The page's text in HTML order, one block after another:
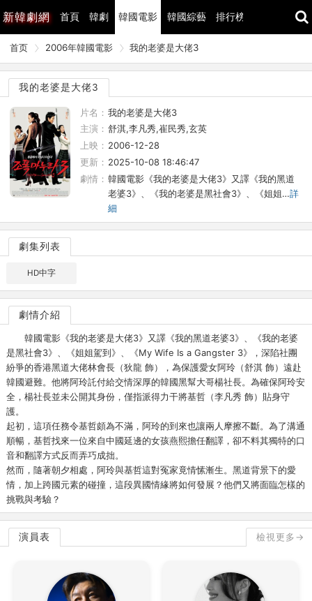
新韓劇網 首頁 韓劇 韓國電影 韓國綜藝 排行榜
首页 2006年韓國電影 我的老婆是大佬3
我的老婆是大佬3
片名： 我的老婆是大佬3
主演： 舒淇,李凡秀,崔民秀,玄英
上映： 2006-12-28
更新： 2025-10-08 18:46:47
劇情： 韓國電影《我的老婆是大佬3》又譯《我的黑道
老婆3》、《我的老婆是黑社會3》、《姐姐…詳
細
劇集列表
HD中字
劇情介紹
韓國電影《我的老婆是大佬3》又譯《我的黑道老婆3》、《我的老婆
是黑社會3》、《姐姐駕到》、《My Wife Is a Gangster 3》，深陷社團
紛爭的香港黑道大佬林會長（狄龍 飾），為保護愛女阿玲（舒淇 飾）遠赴
韓國避難。他將阿玲託付給交情深厚的韓國黑幫大哥楊社長。為確保阿玲安
全，楊社長並未公開其身份，僅指派得力干將基哲（李凡秀 飾）貼身守
護。
起初，這項任務令基哲頗為不滿，阿玲的到來也讓兩人摩擦不斷。為了溝通
順暢，基哲找來一位來自中國延邊的女孩燕熙擔任翻譯，卻不料其獨特的口
音和翻譯方式反而弄巧成拙。
然而，隨著朝夕相處，阿玲與基哲這對冤家竟情愫漸生。黑道背景下的愛
情，加上跨國元素的碰撞，這段異國情緣將如何發展？他們又將面臨怎樣的
挑戰與考驗？
演員表 檢視更多→